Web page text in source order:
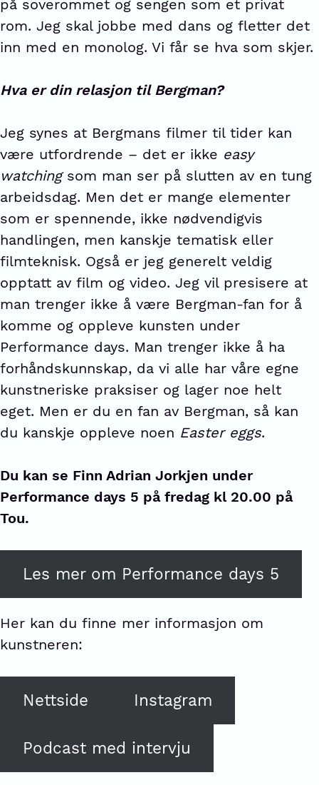
på soverommet og sengen som et privat
rom. Jeg skal jobbe med dans og fletter det
inn med en monolog. Vi får se hva som skjer.
Hva er din relasjon til Bergman?
Jeg synes at Bergmans filmer til tider kan
være utfordrende – det er ikke easy
watching som man ser på slutten av en tung
arbeidsdag. Men det er mange elementer
som er spennende, ikke nødvendigvis
handlingen, men kanskje tematisk eller
filmteknisk. Også er jeg generelt veldig
opptatt av film og video. Jeg vil presisere at
man trenger ikke å være Bergman-fan for å
komme og oppleve kunsten under
Performance days. Man trenger ikke å ha
forhåndskunnskap, da vi alle har våre egne
kunstneriske praksiser og lager noe helt
eget. Men er du en fan av Bergman, så kan
du kanskje oppleve noen Easter eggs.
Du kan se Finn Adrian Jorkjen under
Performance days 5 på fredag kl 20.00 på
Tou.
Les mer om Performance days 5
Her kan du finne mer informasjon om
kunstneren:
Nettside Instagram
Podcast med intervju